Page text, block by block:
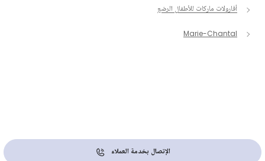
أفارولات ماركات للأطفال الرضع
Marie-Chantal
الإتصال بخدمة العملاء